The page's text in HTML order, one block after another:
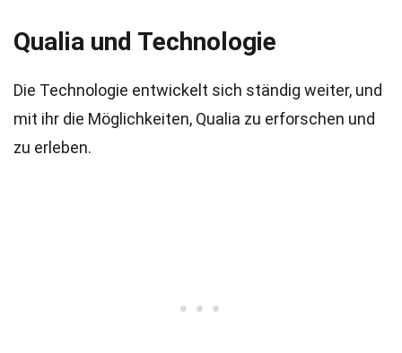
Qualia und Technologie
Die Technologie entwickelt sich ständig weiter, und
mit ihr die Möglichkeiten, Qualia zu erforschen und
zu erleben.